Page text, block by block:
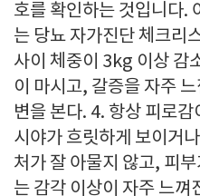
호를 확인하는 것입니다.
는 당뇨 자가진단 체크리
사이 체중이 3kg 이상 감
이 마시고, 갈증을 자주
변을 본다. 4. 항상 피로
시야가 흐릿하게 보이거
처가 잘 아물지 않고, 피
는 감각 이상이 자주 느껴